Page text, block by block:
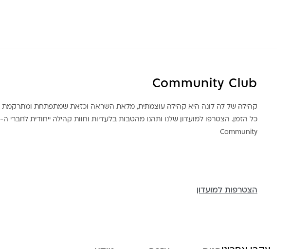
Community Club
קהילה של לה לונה היא קהילה עוצמתית, מלאת השראה וכזאת שמתפתחת ומתרקמת
כל הזמן. הצטרפו למועדון שלנו ותהנו מהטבות בלעדיות וחוות קהילה ייחודית לחברי ה-
Community
הצטרפות למועדון